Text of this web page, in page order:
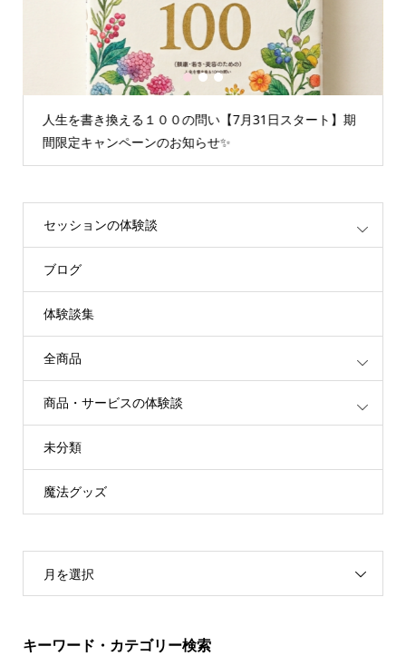
【7月31日スタート】期
情報空間を書き換えるグループセ
重たいエネルギーが解放されます
2 3
セッションの体験談
ブログ
体験談集
全商品
商品・サービスの体験談
未分類
魔法グッズ
月を選択
キーワード・カテゴリー検索